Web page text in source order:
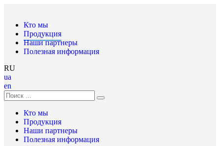
Кто мы
Продукция
Наши партнеры
Полезная информация
RU
ua
en
Кто мы
Продукция
Наши партнеры
Полезная информация